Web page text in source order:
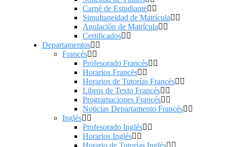
Carné de Estudiante
Simultaneidad de Matrícula
Anulación de Matrícula
Certificados
Departamentos
Francés
Profesorado Francés
Horarios Francés
Horarios de Tutorías Francés
Libros de Texto Francés
Programaciones Francés
Noticias Departamento Francés
Inglés
Profesorado Inglés
Horarios Inglés
Horario de Tutorías Inglés